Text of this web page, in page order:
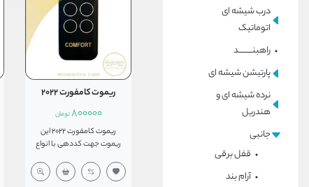
درب شیشه ای
اتوماتیک
راهبنــــــــــد
پارتیشن شیشه ای
نرده شیشه ای و
هندریل
جانبی
قفل برقی
آرام بند
ریموت کامفورت 2022
800000تومان
ریموت کامفورت 2022 این
ریموت جهت کددهی با انواع
جک های پارکینگی می باشد.
همچنین این ریموت قابلیت